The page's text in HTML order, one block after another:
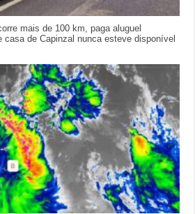
mais de 100 km, paga aluguel
casa de Capinzal nunca esteve disponível